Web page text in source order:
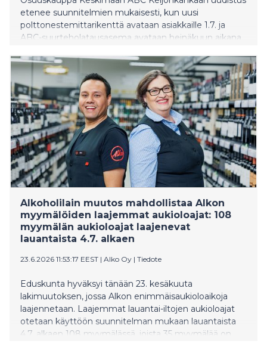
etenee suunnitelmien mukaisesti, kun uusi
polttonestemittarikenttä avataan asiakkaille 1.7. ja
ABC-suurteholatausasema avataan heinäkuun aikana.
asiakkaita normaalisti koko kesän ajan.
Alkoholilain muutos mahdollistaa Alkon
myymälöiden laajemmat aukioloajat: 108
myymälän aukioloajat laajenevat
lauantaista 4.7. alkaen
23.6.2026 11:53:17 EEST | Alko Oy | Tiedote
Eduskunta hyväksyi tänään 23. kesäkuuta
lakimuutoksen, jossa Alkon enimmäisaukioloaikoja
laajennetaan. Laajemmat lauantai-iltojen aukioloajat
otetaan käyttöön suunnitelman mukaan lauantaista
4.7. alkaen 108 myymälässä, joista 35 myymälää on